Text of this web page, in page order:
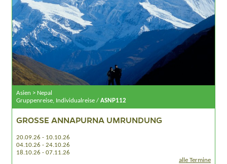
Asien > Nepal
Gruppenreise, Individualreise / ASNP112
GROSSE ANNAPURNA UMRUNDUNG
20.09.26 - 10.10.26
04.10.26 - 24.10.26
18.10.26 - 07.11.26
alle Termine